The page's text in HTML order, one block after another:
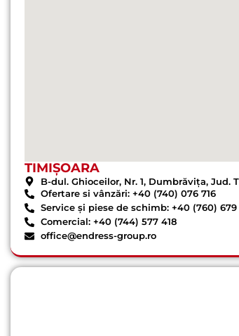
TIMIȘOARA
B-dul. Ghioceilor, Nr. 1, Dumbrăvița, Jud.
Ofertare si vânzări: +40 (740) 076 716
Service și piese de schimb: +40 (760) 679
Comercial: +40 (744) 577 418
office@endress-group.ro